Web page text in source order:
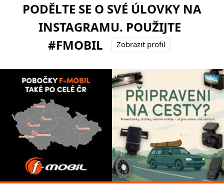
PODĚLTE SE O SVÉ ÚLOVKY NA
INSTAGRAMU. POUŽIJTE
#FMOBIL
Zobrazit profil